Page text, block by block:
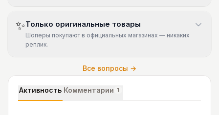
✨Только оригинальные товары
Шоперы покупают в официальных магазинах — никаких
реплик.
Все вопросы →
Активность Комментарии 1